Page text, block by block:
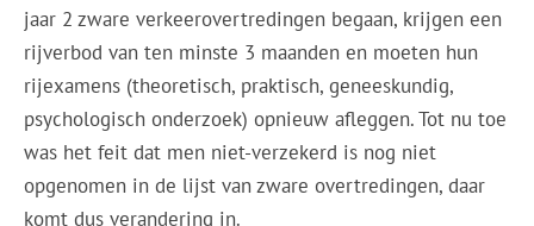
jaar 2 zware verkeerovertredingen begaan, krijgen een
rijverbod van ten minste 3 maanden en moeten hun
rijexamens (theoretisch, praktisch, geneeskundig,
psychologisch onderzoek) opnieuw afleggen. Tot nu toe
was het feit dat men niet-verzekerd is nog niet
opgenomen in de lijst van zware overtredingen, daar
komt dus verandering in.